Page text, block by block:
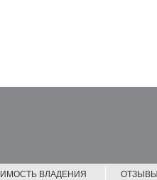
ВЛАДЕНИЯ ОТЗЫВЫ